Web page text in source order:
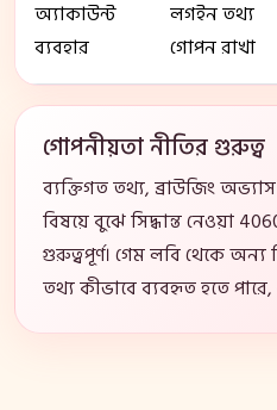
অ্যাকাউন্ট
ব্যবহার
লগইন তথ্য
গোপন রাখা
গোপনীয়তা নীতির গুরুত্ব
ব্যক্তিগত তথ্য, ব্রাউজিং
বিষয়ে বুঝে সিদ্ধান্ত নেওয়া
গুরুত্বপূর্ণ। গেম লবি থেকে
তথ্য কীভাবে ব্যবহৃত হতে